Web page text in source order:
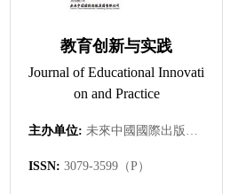
教育创新与实践
Journal of Educational Innovati
on and Practice
主办单位: 未來中國國際出版集團有限公司
ISSN: 3079-3599（P）